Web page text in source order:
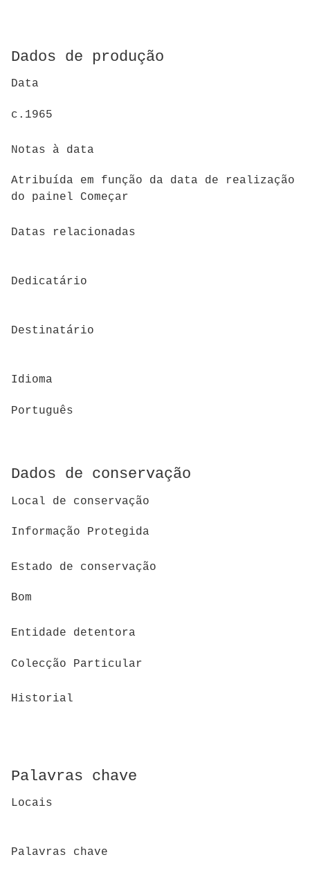
Dados de produção
Data
c.1965
Notas à data
Atribuída em função da data de realização
do painel Começar
Datas relacionadas
Dedicatário
Destinatário
Idioma
Português
Dados de conservação
Local de conservação
Informação Protegida
Estado de conservação
Bom
Entidade detentora
Colecção Particular
Historial
Palavras chave
Locais
Palavras chave